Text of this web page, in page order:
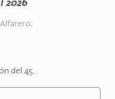
2026
.
del 45.